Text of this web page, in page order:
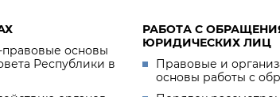
основы
Республики в
РАБОТА С
ЮРИДИЧЕСКИХ ЛИЦ
Правовые и
основы работы с